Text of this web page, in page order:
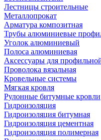
Лестницы строительные
Металлопрокат
Арматура композитная
Трубы алюминиевые
Уголок алюминиевый
Полоса алюминиевая
Аксессуары для
Проволока вязальная
Кровельные системы
Мягкая кровля
Рулонные битумные кровли
Гидроизоляция
Гидроизоляция битумная
Гидроизоляция цементная
Гидроизоляция полимерная